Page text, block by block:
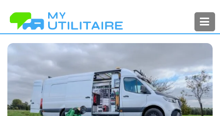
contenu
MyUtilitaire
utilitaires